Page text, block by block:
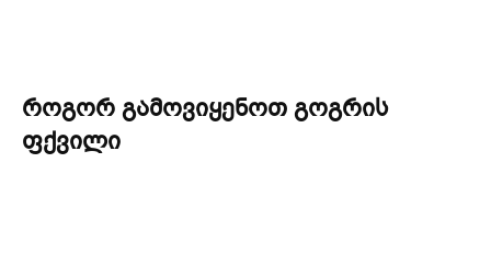
როგორ გამოვიყენოთ გოგრის
ფქვილი